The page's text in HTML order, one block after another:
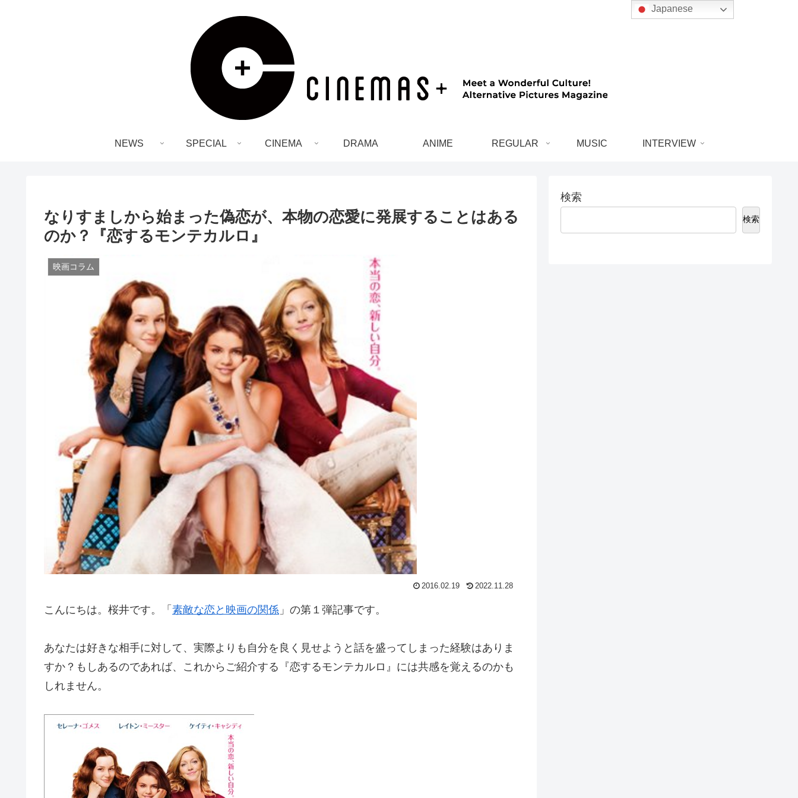
NEWS SPECIAL CINEMA DRAMA ANIME REGULAR MUSIC INTERVIEW
なりすましから始まった偽恋が、本物の恋愛に発展することはある
のか？『恋するモンテカルロ』
映画コラム
2016.02.19 2022.11.28
こんにちは。桜井です。「 素敵な恋と映画の関係 」の第１弾記事です。
あなたは好きな相手に対して、実際よりも自分を良く見せようと話を盛ってしまった経験はありま
すか？もしあるのであれば、これからご紹介する『恋するモンテカルロ』には共感を覚えるのかも
しれません。
検索
検索
Japanese